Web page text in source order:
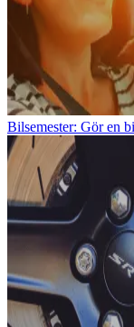
Bilsemester: Gör en